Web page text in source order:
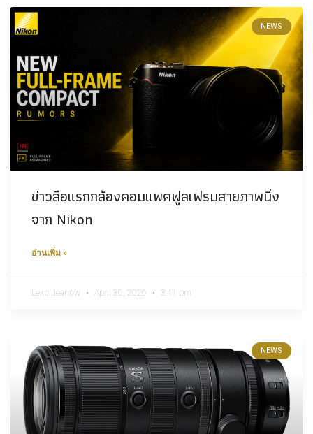
NEWS
ข่าวลือแรกกล้องคอมแพคฟูลเฟรมสายภาพนิ่ง
จาก Nikon
อ่านเพิ่ม »
Lekbluearrow April 30, 2026 3:41 pm
NEWS